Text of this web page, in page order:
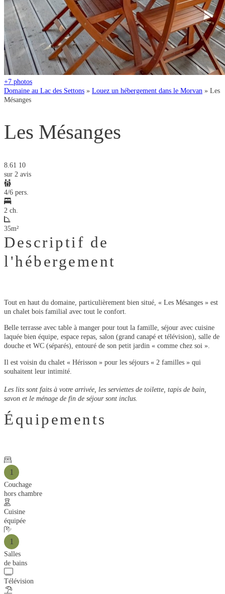
+7 photos
Domaine au Lac des Settons » Louez un hébergement dans le Morvan » Les
Mésanges
Les Mésanges
8.61 10
sur 2 avis
4/6 pers.
2 ch.
35m²
Descriptif de
l'hébergement
Tout en haut du domaine, particulièrement bien situé, « Les Mésanges » est
un chalet bois familial avec tout le confort.
Belle terrasse avec table à manger pour tout la famille, séjour avec cuisine
laquée bien équipe, espace repas, salon (grand canapé et télévision), salle de
douche et WC (séparés), entouré de son petit jardin « comme chez soi ».
Il est voisin du chalet « Hérisson » pour les séjours « 2 familles » qui
souhaitent leur intimité.
Les lits sont faits à votre arrivée, les serviettes de toilette, tapis de bain,
savon et le ménage de fin de séjour sont inclus.
Équipements
1
Couchage
hors chambre
Cuisine
équipée
1
Salles
de bains
Télévision